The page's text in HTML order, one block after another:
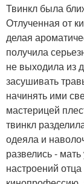
Твинкл была
Отлученная от
делая
получила
не выходила из
засушивать
начинять ими
мастерицей
твинкл
одеяла и
развелись -
настроений